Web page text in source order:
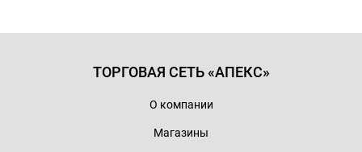
ТОРГОВАЯ СЕТЬ «АПЕКС»
О компании
Магазины